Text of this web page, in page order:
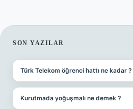
SIDEBAR
SON YAZILAR
Türk Telekom öğrenci hattı ne kadar ?
Kurutmada yoğuşmalı ne demek ?